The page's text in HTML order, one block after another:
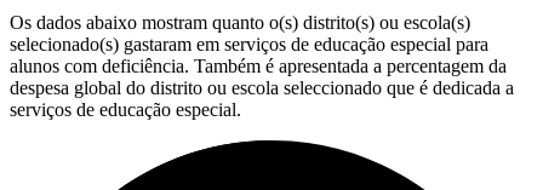
Os dados abaixo mostram quanto o(s) distrito(s) ou escola(s)
selecionado(s) gastaram em serviços de educação especial para
alunos com deficiência. Também é apresentada a percentagem da
despesa global do distrito ou escola seleccionado que é dedicada a
serviços de educação especial.